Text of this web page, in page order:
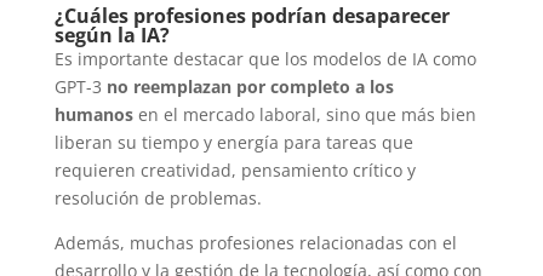
¿Cuáles profesiones podrían desaparecer
según la IA?
Es importante destacar que los modelos de IA como
GPT-3 no reemplazan por completo a los
humanosen el mercado laboral, sino que más bien
liberan su tiempo y energía para tareas que
requieren creatividad, pensamiento crítico y
resolución de problemas.
Además, muchas profesiones relacionadas con el
desarrollo y la gestión de la tecnología, así como con